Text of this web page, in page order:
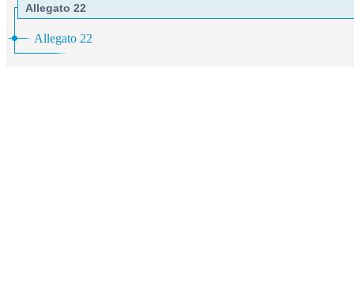
Allegato 22
Allegato 22